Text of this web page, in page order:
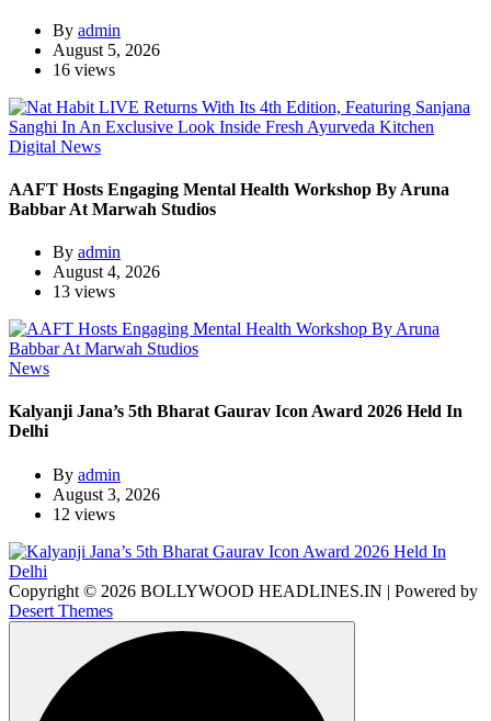
By admin
August 5, 2026
16 views
Digital News
AAFT Hosts Engaging Mental Health Workshop By Aruna
Babbar At Marwah Studios
By admin
August 4, 2026
13 views
News
Kalyanji Jana’s 5th Bharat Gaurav Icon Award 2026 Held In
Delhi
By admin
August 3, 2026
12 views
Copyright © 2026 BOLLYWOOD HEADLINES.IN | Powered by
Desert Themes